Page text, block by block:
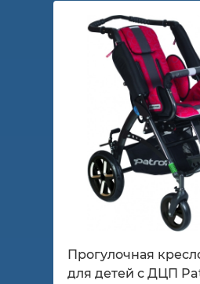
Прогулочная
для детей с ДЦП